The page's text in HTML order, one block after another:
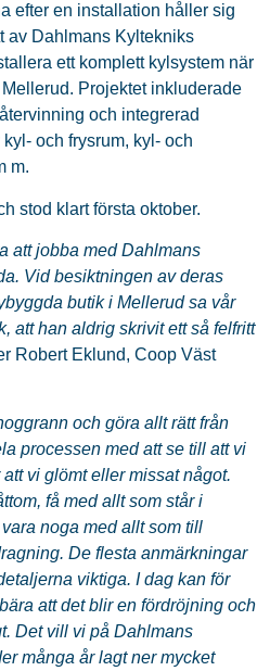
efter en installation håller sig
av Dahlmans Kyltekniks
ett komplett kylsystem när
Projektet inkluderade
och integrerad
och frysrum, kyl- och
m.
stod klart första oktober.
att jobba med Dahlmans
Vid besiktningen av deras
butik i Mellerud sa vår
att han aldrig skrivit ett så felfritt
Robert Eklund, Coop Väst
och göra allt rätt från
processen med att se till att vi
vi glömt eller missat något.
få med allt som står i
noga med allt som till
De flesta anmärkningar
viktiga. I dag kan för
att det blir en fördröjning och
Det vill vi på Dahlmans
många år lagt ner mycket